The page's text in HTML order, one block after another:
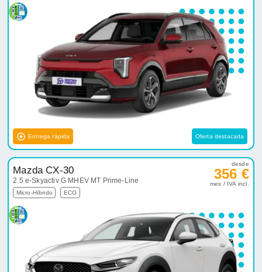
Entrega rápida Oferta destacada
Mazda CX-30
2.5 e-Skyactiv G MHEV MT Prime-Line
Micro-Híbrido ECO
desde
356 €
mes / IVA incl.